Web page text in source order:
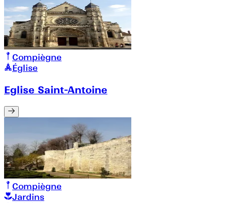
Compiègne
Église
Eglise Saint-Antoine
Compiègne
Jardins